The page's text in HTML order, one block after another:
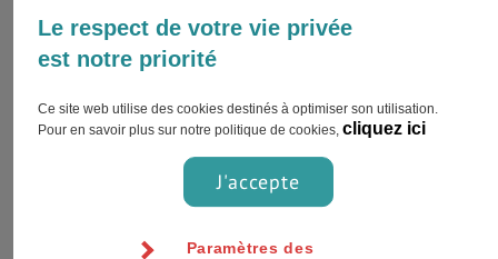
Heure
Le respect de votre vie privée
est notre priorité
Ce site web utilise des cookies destinés à optimiser son utilisation.
Pour en savoir plus sur notre politique de cookies, cliquez ici
J'accepte
Paramètres des